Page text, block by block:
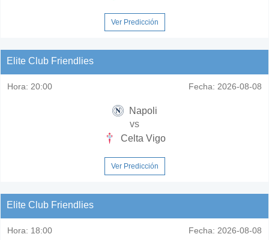
Ver Predicción
Elite Club Friendlies
Hora: 20:00 Fecha: 2026-08-08
Napoli
vs
Celta Vigo
Ver Predicción
Elite Club Friendlies
Hora: 18:00 Fecha: 2026-08-08